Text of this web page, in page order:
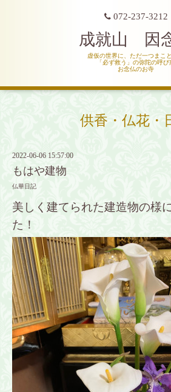
072-237-3212
成就山 因
虚仮の世界に、ただ一つまこ
「必ず救う」の弥陀の呼び
お念仏のお寺
供香・仏花・
2022-06-06 15:57:00
もはや建物
仏華日記
美しく建てられた建造物の様
た！